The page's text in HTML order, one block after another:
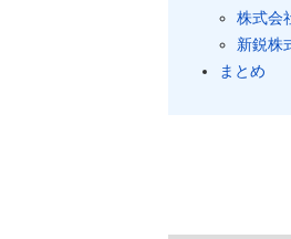
株式会
新鋭株
まとめ